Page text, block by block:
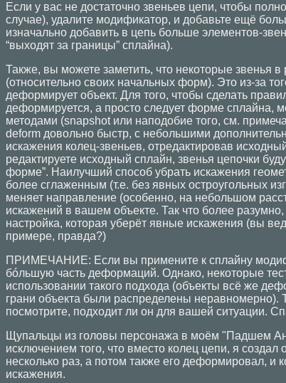
Если у вас не достаточно звеньев цепи, чтобы
случае), удалите модификатор, и добавьте ещё
изначально добавить в цепь больше элементов-
“выходят за границы” сплайна).
Также, вы можете заметить, что некоторые звенья
(относительно своих начальных форм). Это из-за
деформирует объект. Для того, чтобы сделать
деформируется, а просто следует форме сплайна,
методами (snapshot или наподобие того, см.
deform довольно быстр, с небольшими
искажения колец-звеньев, отредактировав
редактируете исходный сплайн, звенья цепочки
форме”. Наилучший способ убрать искажения
более сглаженным (т.е. без явных остроугольных
меняет направление (особенно, на небольшом
искажений в вашем объекте. Так что более
настройка, которая уберёт явные искажения (вы
примере, правда?)
ПРИМЕЧАНИЕ: Если вы примените к сплайну
бóльшую часть деформаций. Однако, некоторые
использовании такого подхода (объекты всё же
грани объекта были распределены неравномерно).
посмотрите, подходит ли он для вашей ситуации.
Щупальцы из головы персонажа в моём "Падшем
исключением того, что вместо колец цепи, я создал
несколько раз, а потом также его деформировал, и
искажения.